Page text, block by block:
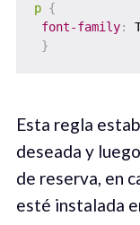
p {
font-family:
}
Esta regla
deseada y
de reserva, en
esté instalada